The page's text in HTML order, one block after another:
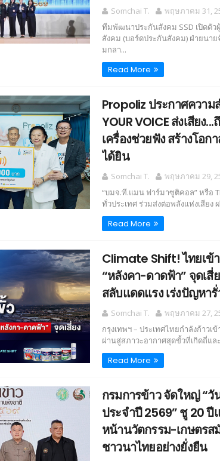
Somchai T.
พฤษภาคม 31,
ทีมพัฒนาประกันสังคม SSD เปิดตั
สังคม (บอร์ดประกันสังคม) ฝ่ายนา
มกลา...
Read More
Propoliz ประกาศความ
YOUR VOICE ส่งเสียง
เครื่องช่วยฟัง สร้างโอก
ได้ยิน
Somchai T.
พฤษภาคม 29,
“บมจ.ที.แมน ฟาร์มาซูติคอล” หรือ
ทั่วประเทศ ร่วมส่งต่อพลังแห่งเสียง
Read More
Climate Shift! ไทยเข้
“หลังคา-ดาดฟ้า” จุดเ
สลับแดดแรง เร่งปัญหารั่
Somchai T.
พฤษภาคม 27,
กรุงเทพฯ – ประเทศไทยกำลังก้าวเ
ผ่านสู่สภาวะอากาศสุดขั้วที่เกิดถี่แล
Read More
กรมการข้าว จัดใหญ่ “
ประจำปี 2569” ชู 20
หน้านวัตกรรม-เกษตรส
ชาวนาไทยอย่างยั่งยืน